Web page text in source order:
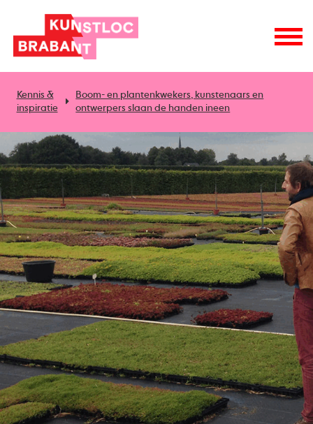
Kennis &
inspiratie
Boom- en plantenkwekers, kunstenaars en
ontwerpers slaan de handen ineen